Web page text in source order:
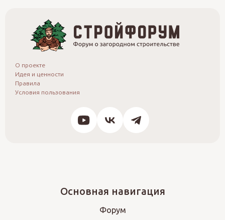
О проекте
Идея и ценности
Правила
Условия пользования
Основная навигация
Форум